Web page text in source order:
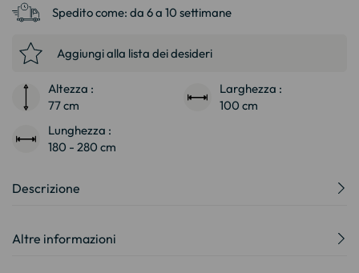
Spedito come: da 6 a 10 settimane
Aggiungi alla lista dei desideri
Altezza :
77 cm
Larghezza :
100 cm
Lunghezza :
180 - 280 cm
Descrizione
Altre informazioni